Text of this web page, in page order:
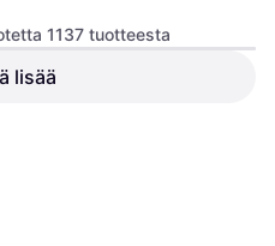
SportMe Fotboll Playtech
1137 tuotteesta
lisää